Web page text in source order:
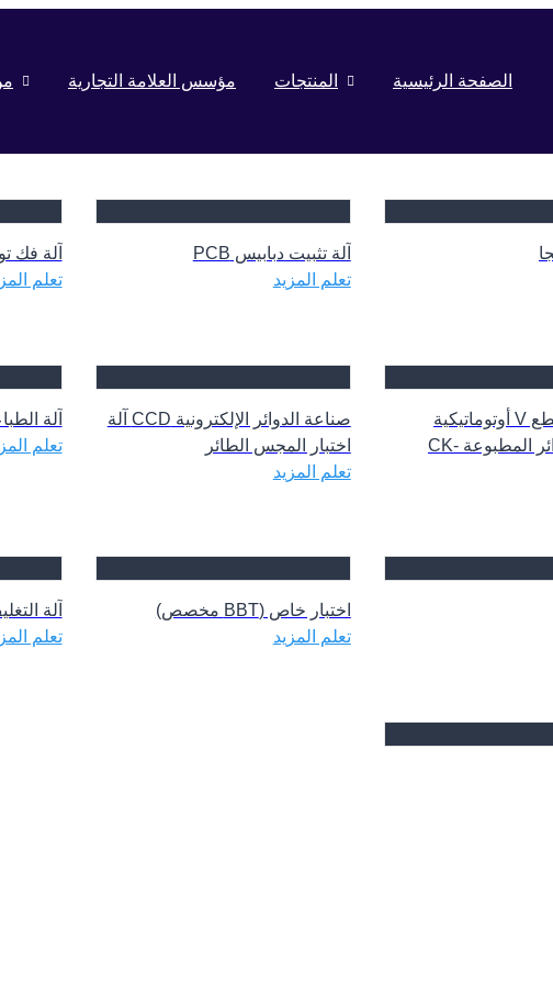
الصفحة الرئيسية المنتجات مؤسس العلامة التجارية
آلة تثبيت دبابيس PCB
تعلم المزيد
آلة فك
تعلم
8 قطع آلة قطع V أوتوماتيكية
للوحات الدوائر المطبوعة CK-
صناعة الدوائر الإلكترونية CCD آلة
اختبار المجس الطائر
تعلم المزيد
آلة
تعلم
اختبار خاص (BBT مخصص)
تعلم المزيد
آلة
تعلم